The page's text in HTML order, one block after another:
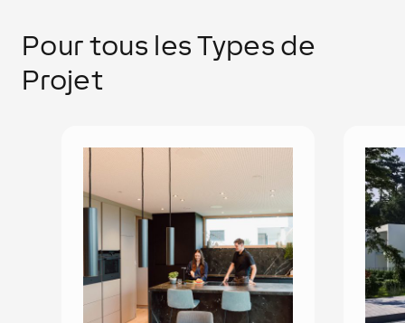
Pour tous les Types de
Projet